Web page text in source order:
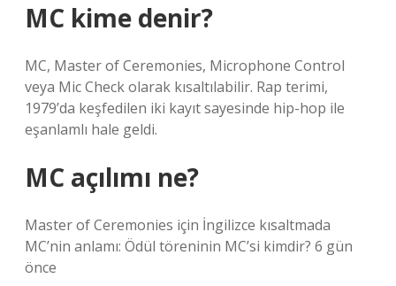
MC kime denir?
MC, Master of Ceremonies, Microphone Control
veya Mic Check olarak kısaltılabilir. Rap ​​terimi,
1979’da keşfedilen iki kayıt sayesinde hip-hop ile
eşanlamlı hale geldi.
MC açılımı ne?
Master of Ceremonies için İngilizce kısaltmada
MC’nin anlamı: Ödül töreninin MC’si kimdir? 6 gün
önce